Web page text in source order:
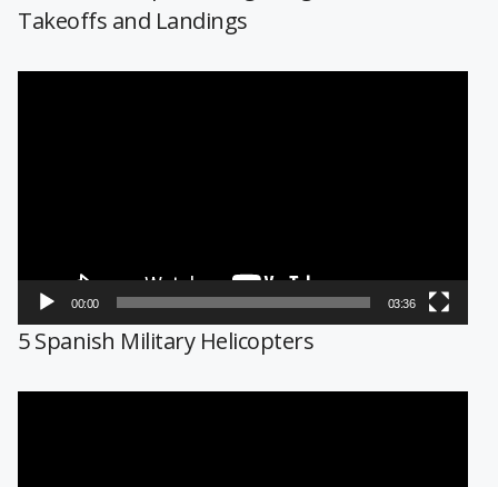
Takeoffs and Landings
00:00 03:36
5 Spanish Military Helicopters